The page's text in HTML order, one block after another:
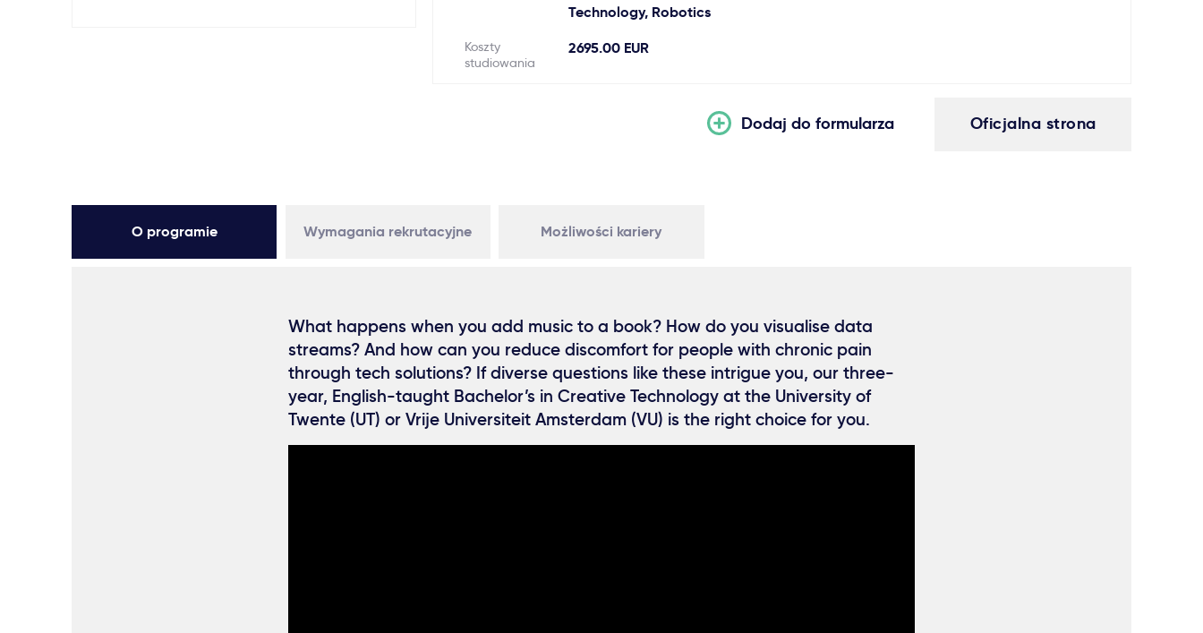
Technology, Robotics
Koszty
studiowania
2695.00 EUR
Oficjalna strona
Dodaj do formularza
O programie Wymagania rekrutacyjne Możliwości kariery
What happens when you add music to a book? How do you visualise data
streams? And how can you reduce discomfort for people with chronic pain
through tech solutions? If diverse questions like these intrigue you, our three-
year, English-taught Bachelor’s in Creative Technology at the University of
Twente (UT) or Vrije Universiteit Amsterdam (VU) is the right choice for you.